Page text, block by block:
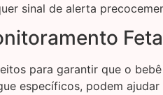
sinal de alerta
para garantir que o
específicos, podem